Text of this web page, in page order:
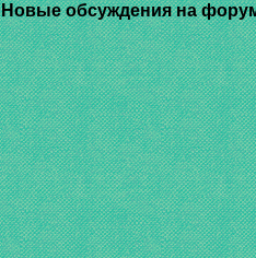
Новые обсуждения на